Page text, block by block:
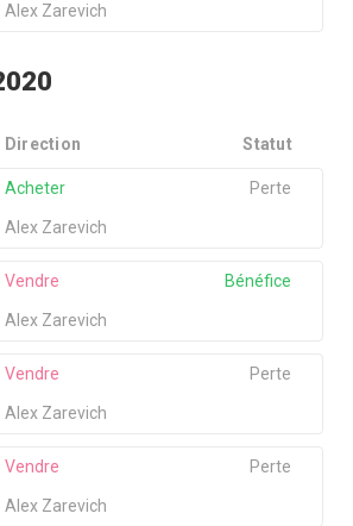
Alex Zarevich
Direction Statut
Alex Zarevich
Acheter Perte
Alex Zarevich
Vendre Bénéfice
Alex Zarevich
Vendre Perte
Alex Zarevich
Vendre Perte